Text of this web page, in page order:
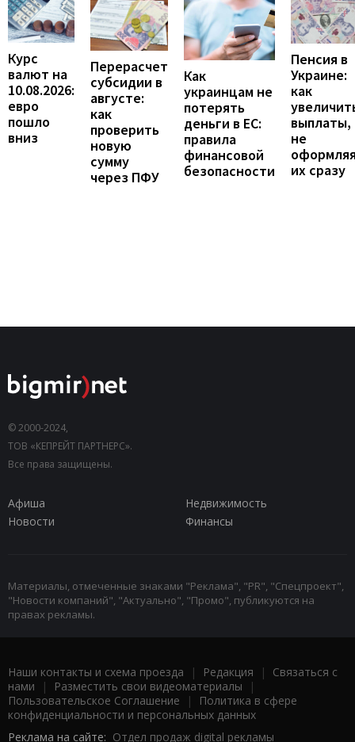
Курс
валют на
10.08.2026:
евро
пошло
вниз
Перерасчет
субсидии в
августе:
как
проверить
новую
сумму
через ПФУ
Как
украинцам не
потерять
деньги в ЕС:
правила
финансовой
безопасности
Пенсия в
Украине:
как
выплаты,
не
их сразу
© 2000-2024,
ТОВ «КЕПРЕЙТ ПАРТНЕРС».
Все права защищены.
Афиша
Недвижимость
Новости
Финансы
Материалы, отмеченные знаками "Реклама", "PR", "Спецпроект",
"Новости компаний", "Актуально", "Промо", публикуются на
правах рекламы.
Наши контакты и схема проезда | Редакция | Связаться с
нами | Разместить свои видеоматериалы |
Пользовательское Соглашение |
Политика в сфере
конфиденциальности и персональных данных
Реклама на сайте: Отдел продаж digital рекламы